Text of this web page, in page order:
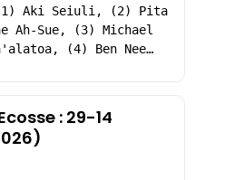
Aki Seiuli, (2) Pita
Ah-Sue, (3) Michael
(4) Ben Nee…
: 29-14